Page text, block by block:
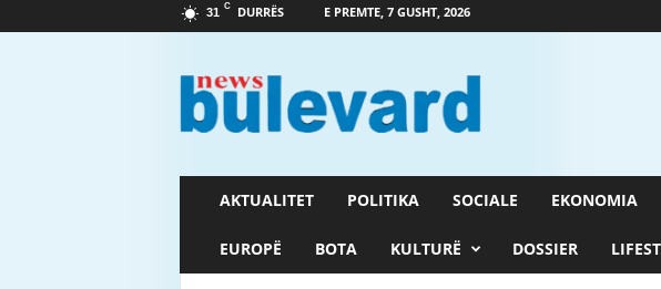
31 C DURRËS E PREMTE, 7 GUSHT, 2026
a
AKTUALITET POLITIKA SOCIALE EKONOMIA
EUROPË BOTA KULTURË DOSSIER